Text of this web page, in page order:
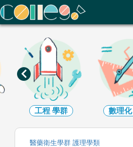
ColleGo! 大學選才與高中育才輔助系統
工程 學群 數理化
醫藥衛生學群 護理學類